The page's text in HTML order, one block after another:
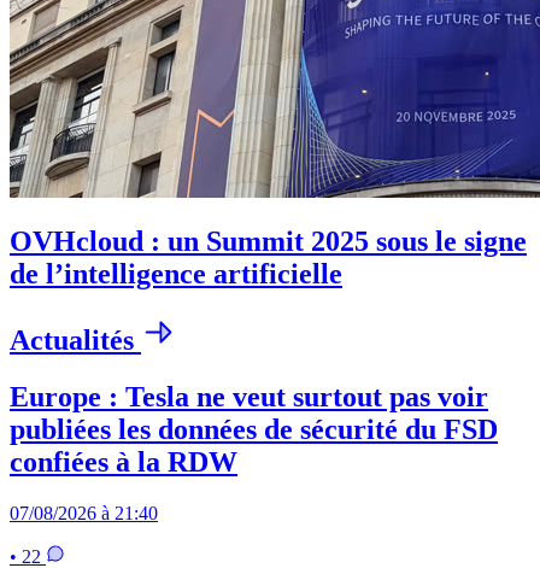
OVHcloud : un Summit 2025 sous le signe
de l’intelligence artificielle
Actualités
Europe : Tesla ne veut surtout pas voir
publiées les données de sécurité du FSD
confiées à la RDW
07/08/2026 à 21:40
• 22